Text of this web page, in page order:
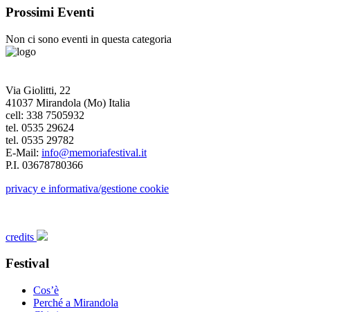
Prossimi Eventi
Non ci sono eventi in questa categoria
Via Giolitti, 22
41037 Mirandola (Mo) Italia
cell: 338 7505932
tel. 0535 29624
tel. 0535 29782
E-Mail: info@memoriafestival.it
P.I. 03678780366
privacy e informativa/gestione cookie
credits
Festival
Cos’è
Perché a Mirandola